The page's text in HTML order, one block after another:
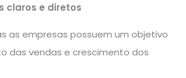
claros e diretos
as empresas possuem um objetivo
das vendas e crescimento dos